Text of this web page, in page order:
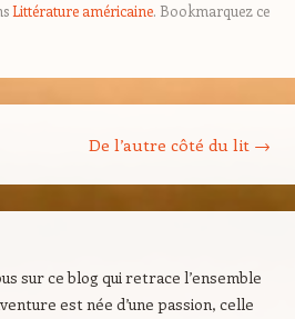
Littérature américaine. Bookmarquez ce
De l’autre côté du lit →
sur ce blog qui retrace l’ensemble
est née d’une passion, celle